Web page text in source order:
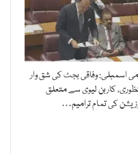
اسمبلی: وفاقی بجٹ کی شق وار
کاربن لیوی سے متعلق
کی تمام ترامیم…